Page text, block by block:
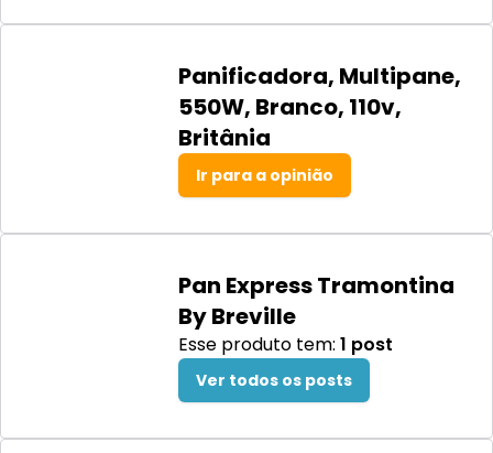
Panificadora, Multipane,
550W, Branco, 110v,
Britânia
Ir para a opinião
Pan Express Tramontina
By Breville
Esse produto tem: 1 post
Ver todos os posts